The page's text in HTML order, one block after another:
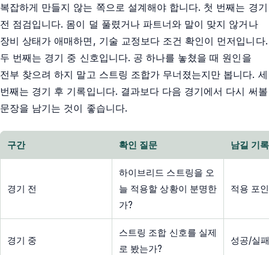
복잡하게 만들지 않는 쪽으로 설계해야 합니다. 첫 번째는 경기
전 점검입니다. 몸이 덜 풀렸거나 파트너와 말이 맞지 않거나
장비 상태가 애매하면, 기술 교정보다 조건 확인이 먼저입니다.
두 번째는 경기 중 신호입니다. 공 하나를 놓쳤을 때 원인을
전부 찾으려 하지 말고 스트링 조합가 무너졌는지만 봅니다. 세
번째는 경기 후 기록입니다. 결과보다 다음 경기에서 다시 써볼
문장을 남기는 것이 좋습니다.
구간 확인 질문 남길 기록
경기 전
하이브리드 스트링을 오
늘 적용할 상황이 분명한
가?
적용 포
경기 중
스트링 조합 신호를 실제
로 봤는가?
성공/실